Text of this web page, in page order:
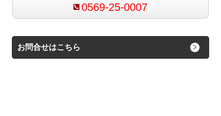
0569-25-0007
お問合せはこちら